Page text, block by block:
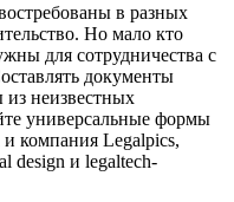
в разных
Но мало кто
для сотрудничества с
документы
из неизвестных
универсальные формы
компания Legalpics,
design и legaltech-